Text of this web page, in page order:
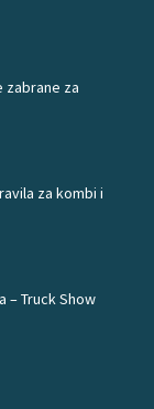
zabrane za
za kombi i
– Truck Show